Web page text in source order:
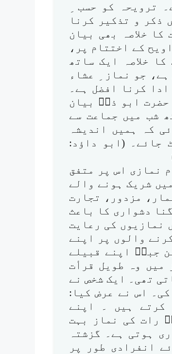
ترویحہ کو حسب
ذکر و تذکیر کرنا
خلاصہ بھی بیان
کے اختتام پر،
خلاصہ ایک ساتھ
جو نماز ِ عشاء
کرنا افضل ہے۔
حضرت ابو ذرؓ بیان
شب میں جماعت سے
کہ ہمیں اندیشہ
جائے۔ (ابو داؤد:
نمازی اس پر متفق
شریک ہونے والے
مزدور، تجارت
دشواری کا باعث
نمازیوں کی رعایت
والوں پر اپنے
جبلؓ اپنے قبیلے
میں وہ طویل قرأت
تھی۔ ایک شخص نے
اس نے عرض کیا:
کرتے ہیں ۔ اپنے
رات کی نماز بہت
ہوتی ہے۔ گزشتہ
انفرادی طور پر